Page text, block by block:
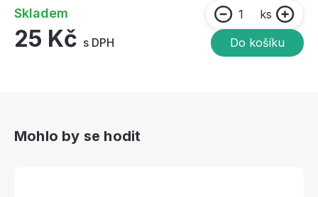
Skladem
25 Kč s DPH
ks
Do košíku
Mohlo by se hodit